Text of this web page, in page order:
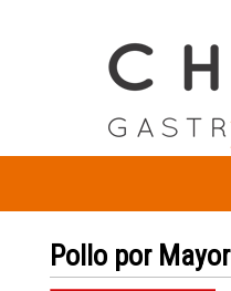
Pollo por Mayor